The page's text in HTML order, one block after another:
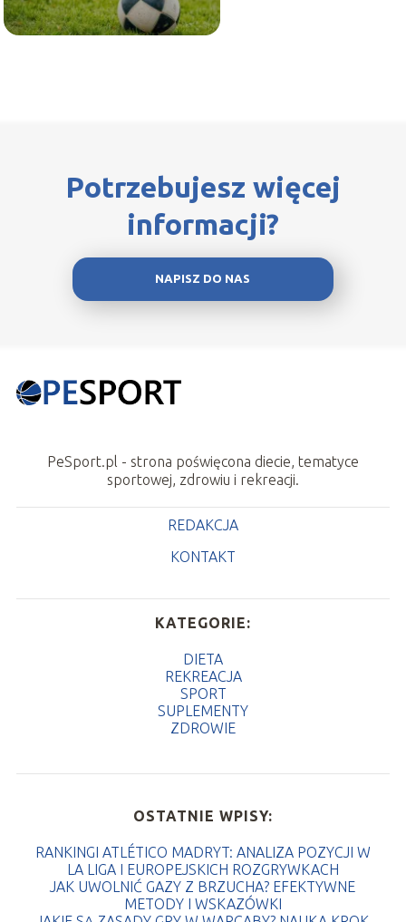
Potrzebujesz więcej
informacji?
NAPISZ DO NAS
PeSport.pl - strona poświęcona diecie, tematyce
sportowej, zdrowiu i rekreacji.
REDAKCJA
KONTAKT
KATEGORIE:
DIETA
REKREACJA
SPORT
SUPLEMENTY
ZDROWIE
OSTATNIE WPISY:
RANKINGI ATLÉTICO MADRYT: ANALIZA POZYCJI W
LA LIGA I EUROPEJSKICH ROZGRYWKACH
JAK UWOLNIĆ GAZY Z BRZUCHA? EFEKTYWNE
METODY I WSKAZÓWKI